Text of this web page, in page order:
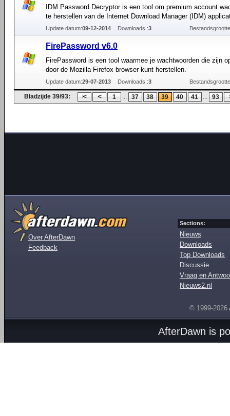
IDM Password Decryptor is een tool om premium account
te herstellen van de Internet Download Manager (IDM)
Update datum:09-12-2014 Downloads :3
FirePassword v6.0
FirePassword is een tool waarmee je wachtwoorden die zijn
door de Mozilla Firefox browser kunt herstellen.
Update datum:29-07-2013 Downloads :3
Bladzijde 39/93: 1 ... 37 38 39 40 41 ... 93
Over AfterDawn
Feedback
Sections:
Nieuws
Downloads
Top Downloads
Discussie
Vraag en
Nieuws2.nl
© 1999-2026
AfterDawn is